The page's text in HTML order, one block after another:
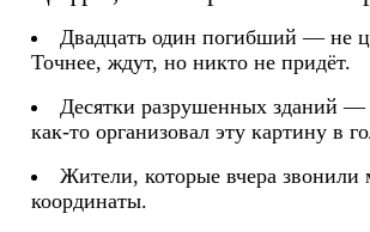
Двадцать один погибший — не
Точнее, ждут, но никто не придёт.
Десятки разрушенных зданий —
как-то организовал эту картину в
Жители, которые вчера звонили
координаты.